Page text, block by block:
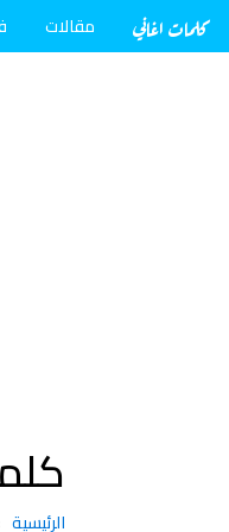
كلمات اغاني مقالات
الرئيسية